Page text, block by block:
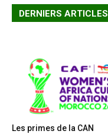
DERNIERS ARTICLES
Les primes de la CAN